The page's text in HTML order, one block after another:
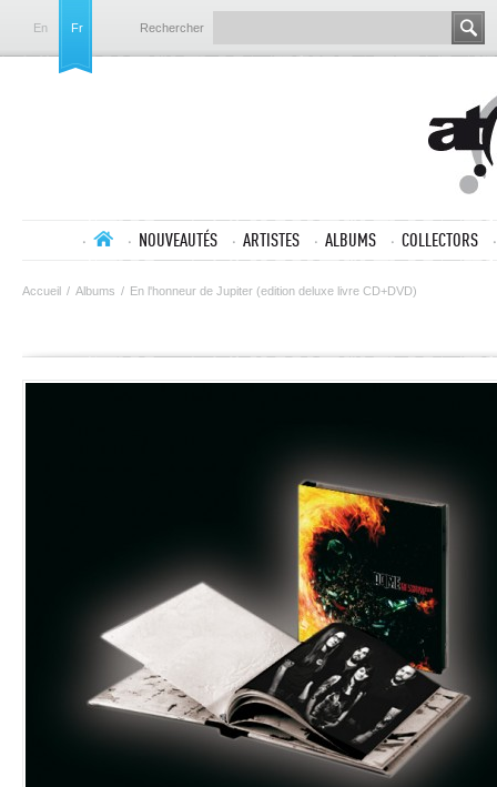
En Fr Rechercher
NOUVEAUTÉS ARTISTES ALBUMS COLLECTORS
Accueil / Albums / En l'honneur de Jupiter (edition deluxe livre CD+DVD)